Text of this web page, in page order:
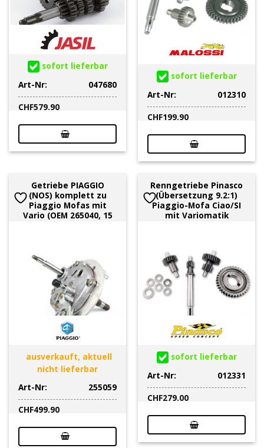
sofort lieferbar
Art-Nr:
047680
CHF579.90
sofort lieferbar
Art-Nr:
012310
CHF199.90
Getriebe PIAGGIO
(NOS) komplett zu
Piaggio Mofas mit
Vario (OEM 265040, 15
ausverkauft, aktuell
nicht lieferbar
Art-Nr:
255059
CHF499.90
Renngetriebe Pinasco
(Übersetzung 9.2:1)
Piaggio-Mofa Ciao/SI
mit Variomatik
sofort lieferbar
Art-Nr:
012331
CHF279.00